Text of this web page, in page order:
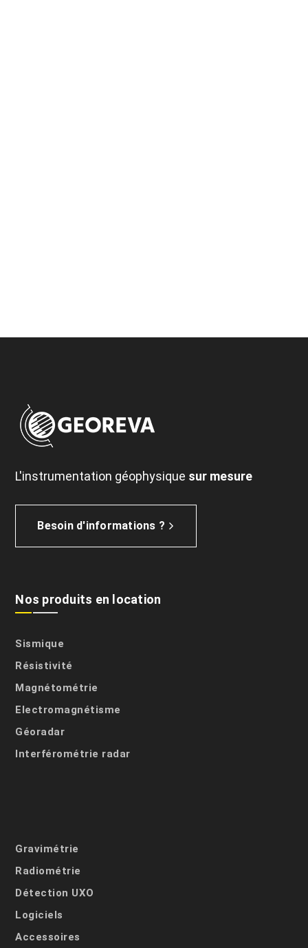
L'instrumentation géophysique sur mesure
Besoin d'informations ?
Nos produits en location
Sismique
Résistivité
Magnétométrie
Electromagnétisme
Géoradar
Interférométrie radar
Gravimétrie
Radiométrie
Détection UXO
Logiciels
Accessoires